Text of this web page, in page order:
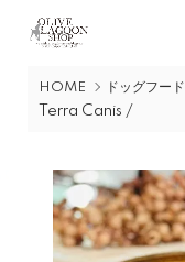
HOME ドッグフード
Terra Canis /